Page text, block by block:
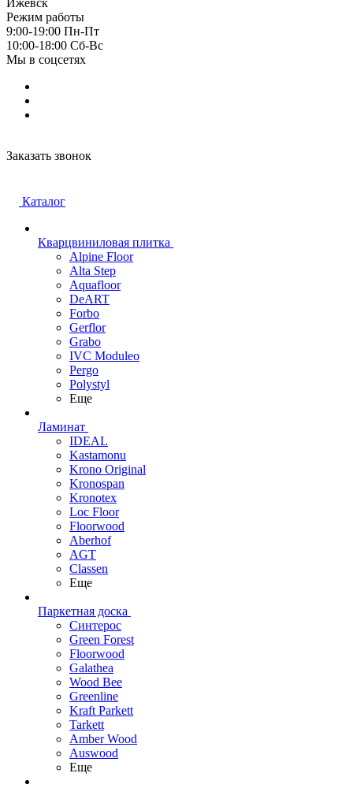
Ижевск
Режим работы
9:00-19:00 Пн-Пт
10:00-18:00 Cб-Вс
Мы в соцсетях
Заказать звонок
Каталог
Кварцвиниловая плитка
Alpine Floor
Alta Step
Aquafloor
DeART
Forbo
Gerflor
Grabo
IVC Moduleo
Pergo
Polystyl
Еще
Ламинат
IDEAL
Kastamonu
Krono Original
Kronospan
Kronotex
Loc Floor
Floorwood
Aberhof
AGT
Classen
Еще
Паркетная доска
Синтерос
Green Forest
Floorwood
Galathea
Wood Bee
Greenline
Kraft Parkett
Tarkett
Amber Wood
Auswood
Еще